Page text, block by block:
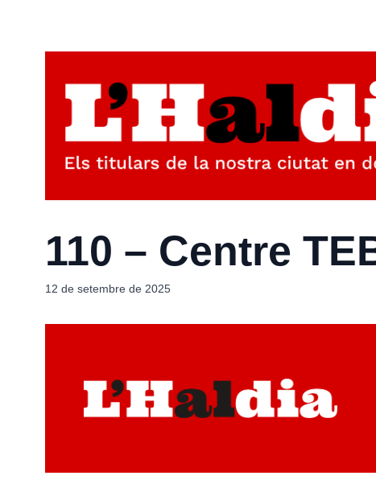
110 – Centre
12 de setembre de 2025